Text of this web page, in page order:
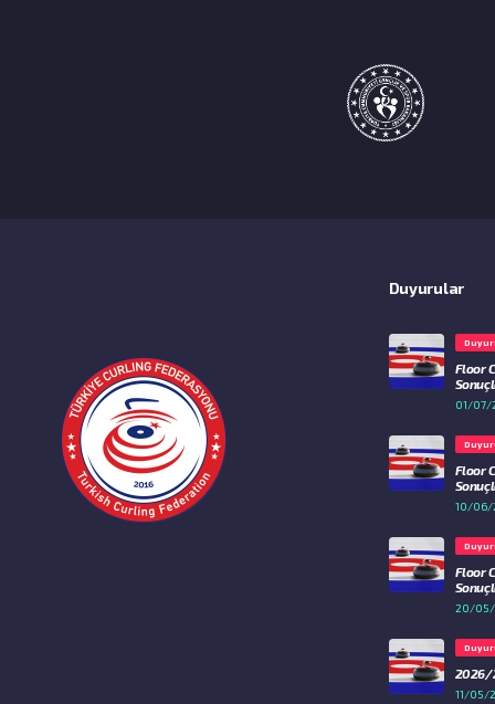
Duyurular
Floor
01/07/
Floor
10/06/
Floor
20/05/
2026/
11/05/